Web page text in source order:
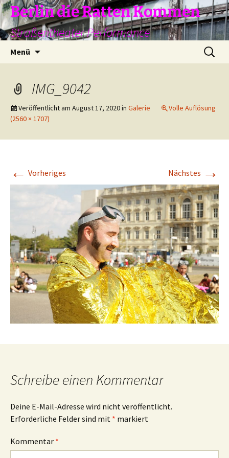
Zum
Inhalt
springen
Berlin die Ratten Kommen
Straßentheater Performance
Menü
Suchen
nach:
IMG_9042
Veröffentlicht am August 17, 2020in Galerie
Volle Auflösung
(2560 × 1707)
← Vorheriges Nächstes →
Schreibe einen Kommentar
Deine E-Mail-Adresse wird nicht veröffentlicht.
Erforderliche Felder sind mit * markiert
Kommentar *